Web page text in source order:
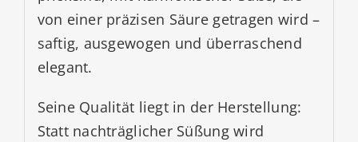
von einer präzisen Säure getragen wird –
saftig, ausgewogen und überraschend
elegant.
Seine Qualität liegt in der Herstellung:
Statt nachträglicher Süßung wird